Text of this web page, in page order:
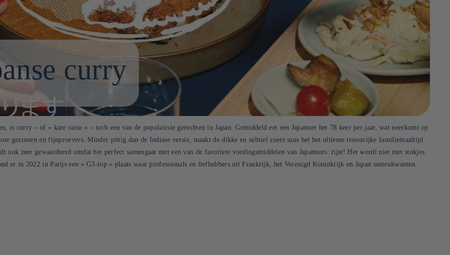
curry
is curry – of « kare raisu » – toch een van de populairste gerechten in Japan. Gemiddeld eet een Japanner het 78 keer per jaar, wat neerkomt op
gezinnen en fijnproevers. Minder pittig dan de Indiase versie, maakt de dikke en subtiel zoete saus het het ultieme troostrijke familiemaaltijd.
ook zeer gewaardeerd omdat het perfect samengaat met een van de favoriete voedingsmiddelen van Japanners: rijst! Het wordt niet met stokjes
er in 2022 in Parijs een « G3-top » plaats waar professionals en liefhebbers uit Frankrijk, het Verenigd Koninkrijk en Japan samenkwamen.